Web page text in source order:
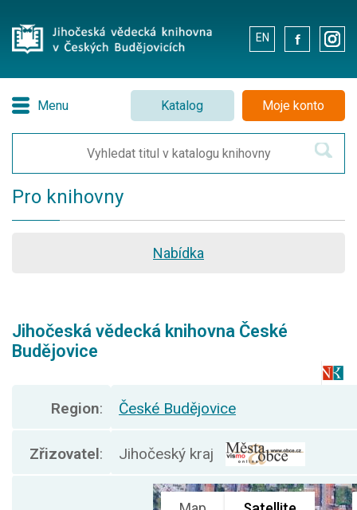
EN . .
Menu Katalog Moje konto
Pro knihovny
Nabídka
Jihočeská vědecká knihovna České
Budějovice
Region: České Budějovice
Zřizovatel: Jihočeský kraj